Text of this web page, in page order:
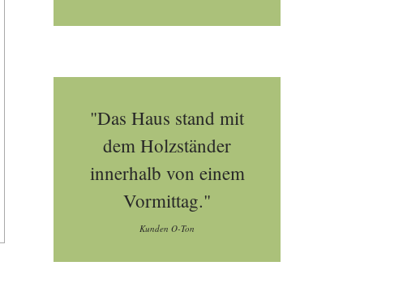
"Das Haus stand mit
dem Holzständer
innerhalb von einem
Vormittag."
Kunden O-Ton